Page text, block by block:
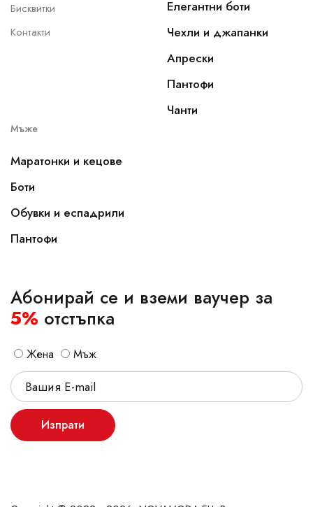
Бисквитки
Контакти
Елегантни боти
Чехли и джапанки
Апрески
Пантофи
Чанти
Мъже
Маратонки и кецове
Боти
Обувки и еспадрили
Пантофи
Абонирай се и вземи ваучер за
5% отстъпка
Жена Мъж
Изпрати